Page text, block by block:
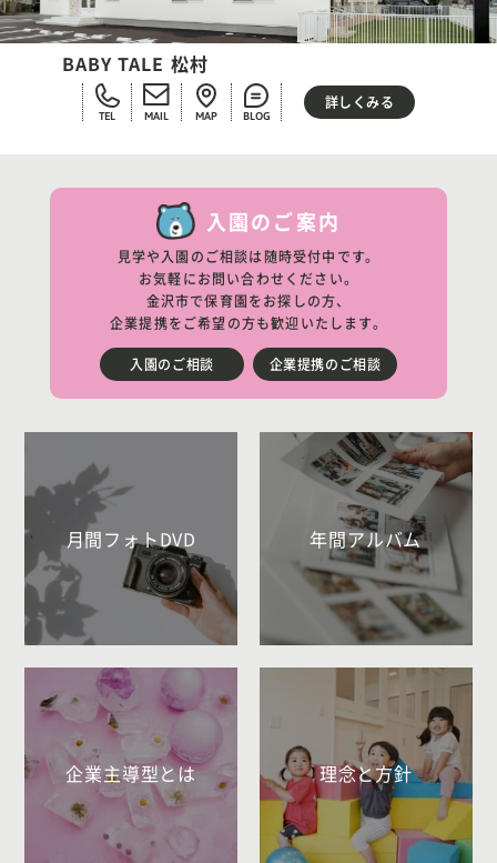
BABY TALE 松村
TEL MAIL MAP BLOG
詳しくみる
入園のご案内
見学や入園のご相談は随時受付中です。
お気軽にお問い合わせください。
金沢市で保育園をお探しの方、
企業提携をご希望の方も歓迎いたします。
入園のご相談 企業提携のご相談
月間フォトDVD 年間アルバム
企業主導型とは 理念と方針